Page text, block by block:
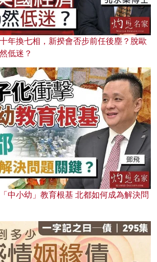
年換七相，新揆會否步前任後塵？脫歐
低迷？
中小幼」教育根基 北都如何成為解決問